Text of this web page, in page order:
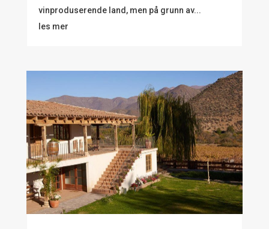
vinproduserende land, men på grunn av...
les mer